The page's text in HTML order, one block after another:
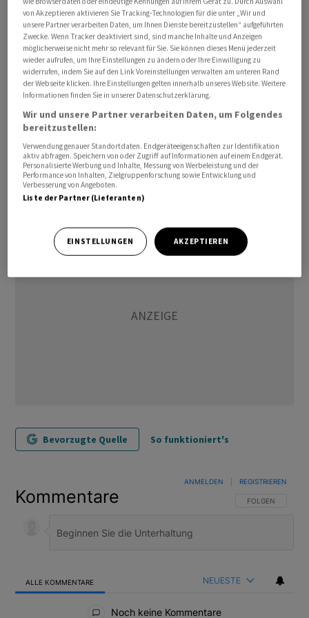
Wettbewerbsbehörden genehmigt worden.
Durch die Integration sollen Veranstalter, die bisher mit
See Tickets Schweiz zusammenarbeiten, Zugang zur
Ticketcorner-Plattform mit erweiterten Vermarktungs-
und Technologielösungen erhalten. Für Ticketkäufer
soll sich das Veranstaltungsangebot entsprechend
vergrössern.
sc/ra
(AWP)
Bevorzugte Quelle So funktioniert's
Kommentare FOLGE DIESER
FOLGEN
ANMELDEN REGISTRIEREN
ALLE KOMMENTARE NEUESTE
Noch keine Kommentare
von Akzeptieren aktivieren Sie Tracking-Technologien für die unter „Wir und
unsere Partner verarbeiten Daten, um Ihnen Dienste bereitzustellen“ aufgeführten
Zwecke. Wenn Tracker deaktiviert sind, sind manche Inhalte und Anzeigen
möglicherweise nicht mehr so relevant für Sie. Sie können dieses Menü jederzeit
wieder aufrufen, um Ihre Einstellungen zu ändern oder Ihre Einwilligung zu
widerrufen, indem Sie auf den Link Voreinstellungen verwalten am unteren Rand
der Webseite klicken. Ihre Einstellungen gelten innerhalb unseres Website. Weitere
Informationen finden Sie in unserer Datenschutzerklärung.
Wir und unsere Partner verarbeiten Daten, um Folgendes
bereitzustellen:
Verwendung genauer Standortdaten. Endgeräteeigenschaften zur Identifikation
aktiv abfragen. Speichern von oder Zugriff auf Informationen auf einem Endgerät.
Personalisierte Werbung und Inhalte, Messung von Werbeleistung und der
Performance von Inhalten, Zielgruppenforschung sowie Entwicklung und
Verbesserung von Angeboten.
Liste der Partner (Lieferanten)
EINSTELLUNGEN AKZEPTIEREN